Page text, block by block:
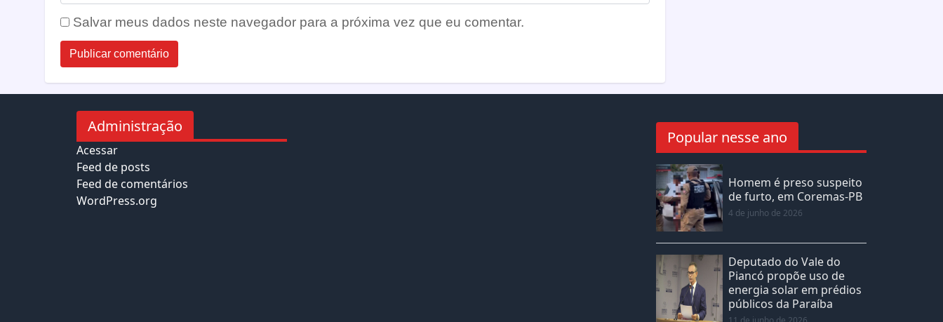
Salvar meus dados neste navegador para a próxima vez que eu comentar.
Administração
Acessar
Feed de posts
Feed de comentários
WordPress.org
Popular nesse ano
Homem é preso suspeito
de furto, em Coremas-PB
4 de junho de 2026
Deputado do Vale do
Piancó propõe uso de
energia solar em prédios
públicos da Paraíba